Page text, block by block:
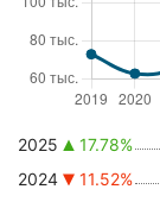
2025 17.78%
2024
11.52%